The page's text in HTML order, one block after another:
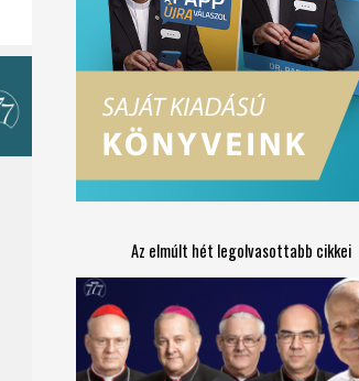
Az elmúlt hét legolvasottabb cikkei